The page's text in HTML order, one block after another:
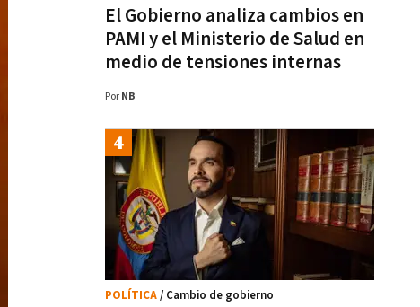
El Gobierno analiza cambios en
PAMI y el Ministerio de Salud en
medio de tensiones internas
Por NB
POLÍTICA/ Cambio de gobierno